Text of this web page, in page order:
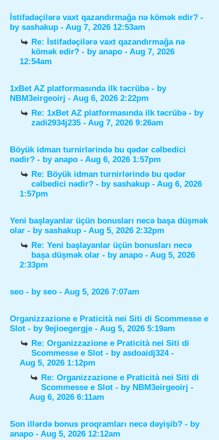
İstifadəçilərə vaxt qazandırmağa nə kömək edir? -
by sashakup - Aug 7, 2026 12:53am
Re: İstifadəçilərə vaxt qazandırmağa nə
kömək edir? - byanapo - Aug 7, 2026
12:54am
1xBet AZ platformasında ilk təcrübə - by
NBM3eirgeoirj - Aug 6, 2026 2:22pm
Re: 1xBet AZ platformasında ilk təcrübə - by
zadi2934j235 - Aug 7, 2026 9:26am
Böyük idman turnirlərində bu qədər cəlbedici
nədir? - by anapo - Aug 6, 2026 1:57pm
Re: Böyük idman turnirlərində bu qədər
cəlbedici nədir? - bysashakup - Aug 6, 2026
1:57pm
Yeni başlayanlar üçün bonusları necə başa düşmək
olar - by sashakup - Aug 5, 2026 2:32pm
Re: Yeni başlayanlar üçün bonusları necə
başa düşmək olar - byanapo - Aug 5, 2026
2:33pm
seo - by seo - Aug 5, 2026 7:07am
Organizzazione e Praticità nei Siti di Scommesse e
Slot - by 9ejioegergje - Aug 5, 2026 5:19am
Re: Organizzazione e Praticità nei Siti di
Scommesse e Slot - byasdoaidj324-
Aug 5, 2026 1:12pm
Re: Organizzazione e Praticità nei Siti di
Scommesse e Slot - by NBM3eirgeoirj -
Aug 6, 2026 6:11am
Son illərdə bonus proqramları necə dəyişib? - by
anapo - Aug 5, 2026 12:12am